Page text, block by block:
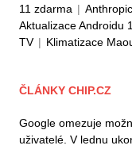
11 zdarma |
Aktualizace Androidu
TV | Klimatizace
ČLÁNKY CHIP.CZ
Google omezuje
uživatelé. V lednu